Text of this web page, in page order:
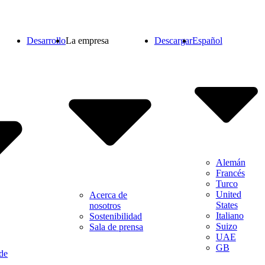
DesarrolloLa empresa
Acerca de
nosotros
Sostenibilidad
Sala de prensa
DescargarEspañol
Alemán
Francés
Turco
United
States
Italiano
Suizo
UAE
GB